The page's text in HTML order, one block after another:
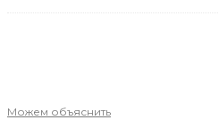
Можем объяснить